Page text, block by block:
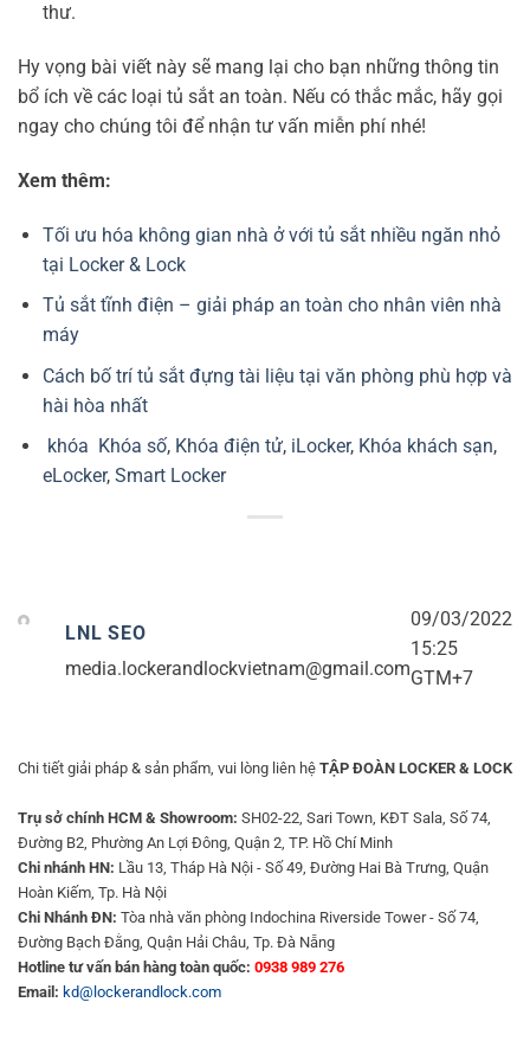
thư.
Hy vọng bài viết này sẽ mang lại cho bạn những thông tin
bổ ích về các loại tủ sắt an toàn. Nếu có thắc mắc, hãy gọi
ngay cho chúng tôi để nhận tư vấn miễn phí nhé!
Xem thêm:
Tối ưu hóa không gian nhà ở với tủ sắt nhiều ngăn nhỏ
tại Locker & Lock
Tủ sắt tĩnh điện – giải pháp an toàn cho nhân viên nhà
máy
Cách bố trí tủ sắt đựng tài liệu tại văn phòng phù hợp và
hài hòa nhất
khóa Khóa số, Khóa điện tử, iLocker, Khóa khách sạn,
eLocker, Smart Locker
LNL SEO
media.lockerandlockvietnam@gmail.com
09/03/2022
15:25
GTM+7
Chi tiết giải pháp & sản phẩm, vui lòng liên hệ TẬP ĐOÀN LOCKER & LOCK
Trụ sở chính HCM & Showroom: SH02-22, Sari Town, KĐT Sala, Số 74,
Đường B2, Phường An Lợi Đông, Quận 2, TP. Hồ Chí Minh
Chi nhánh HN: Lầu 13, Tháp Hà Nội - Số 49, Đường Hai Bà Trưng, Quận
Hoàn Kiếm, Tp. Hà Nội
Chi Nhánh ĐN: Tòa nhà văn phòng Indochina Riverside Tower - Số 74,
Đường Bạch Đằng, Quận Hải Châu, Tp. Đà Nẵng
Hotline tư vấn bán hàng toàn quốc: 0938 989 276
Email: kd@lockerandlock.com